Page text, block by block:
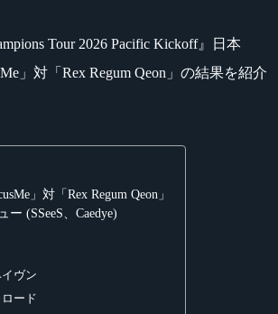
Tour 2026 Pacific Kickoff』日本
」対「Rex Regum Qeon」の結果を紹介
」対「Rex Regum Qeon」
(SSeeS、Caedye)
ヴン
ード